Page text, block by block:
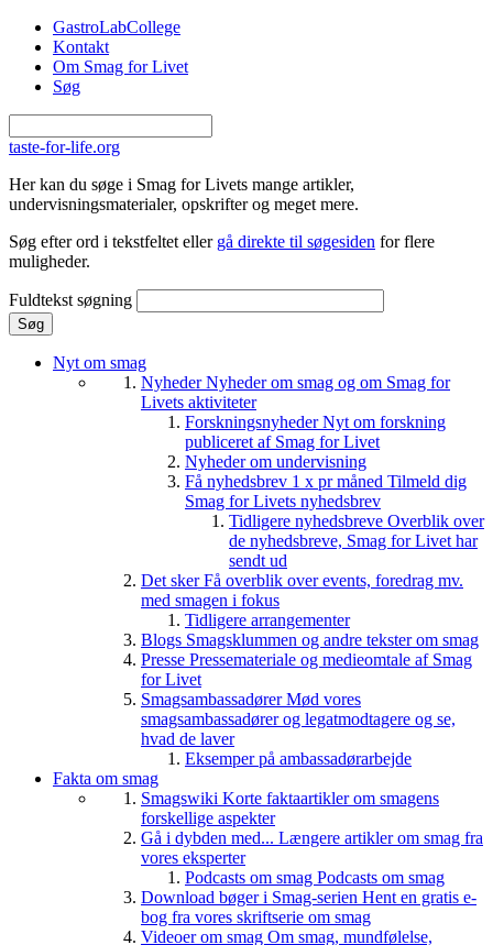
Gå til hovedindhold
GastroLabCollege
Kontakt
Om Smag for Livet
Søg
taste-for-life.org
Her kan du søge i Smag for Livets mange artikler,
undervisningsmaterialer, opskrifter og meget mere.
Søg efter ord i tekstfeltet eller gå direkte til søgesiden for flere
muligheder.
Fuldtekst søgning
Nyt om smag
NyhederNyheder om smag og om Smag for
Livets aktiviteter
ForskningsnyhederNyt om forskning
publiceret af Smag for Livet
Nyheder om undervisning
Få nyhedsbrev 1 x pr måned Tilmeld dig
Smag for Livets nyhedsbrev
Tidligere nyhedsbreve Overblik over
de nyhedsbreve, Smag for Livet har
sendt ud
Det skerFå overblik over events, foredrag mv.
med smagen i fokus
Tidligere arrangementer
Blogs Smagsklummen og andre tekster om smag
Presse Pressemateriale og medieomtale af Smag
for Livet
SmagsambassadørerMød vores
smagsambassadører og legatmodtagere og se,
hvad de laver
Eksemper på ambassadørarbejde
Fakta om smag
Smagswiki Korte faktaartikler om smagens
forskellige aspekter
Gå i dybden med... Længere artikler om smag fra
vores eksperter
Podcasts om smag Podcasts om smag
Download bøger i Smag-serien Hent en gratis e-
bog fra vores skriftserie om smag
Videoer om smag Om smag, mundfølelse,